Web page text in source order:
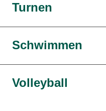
Turnen
Schwimmen
Volleyball